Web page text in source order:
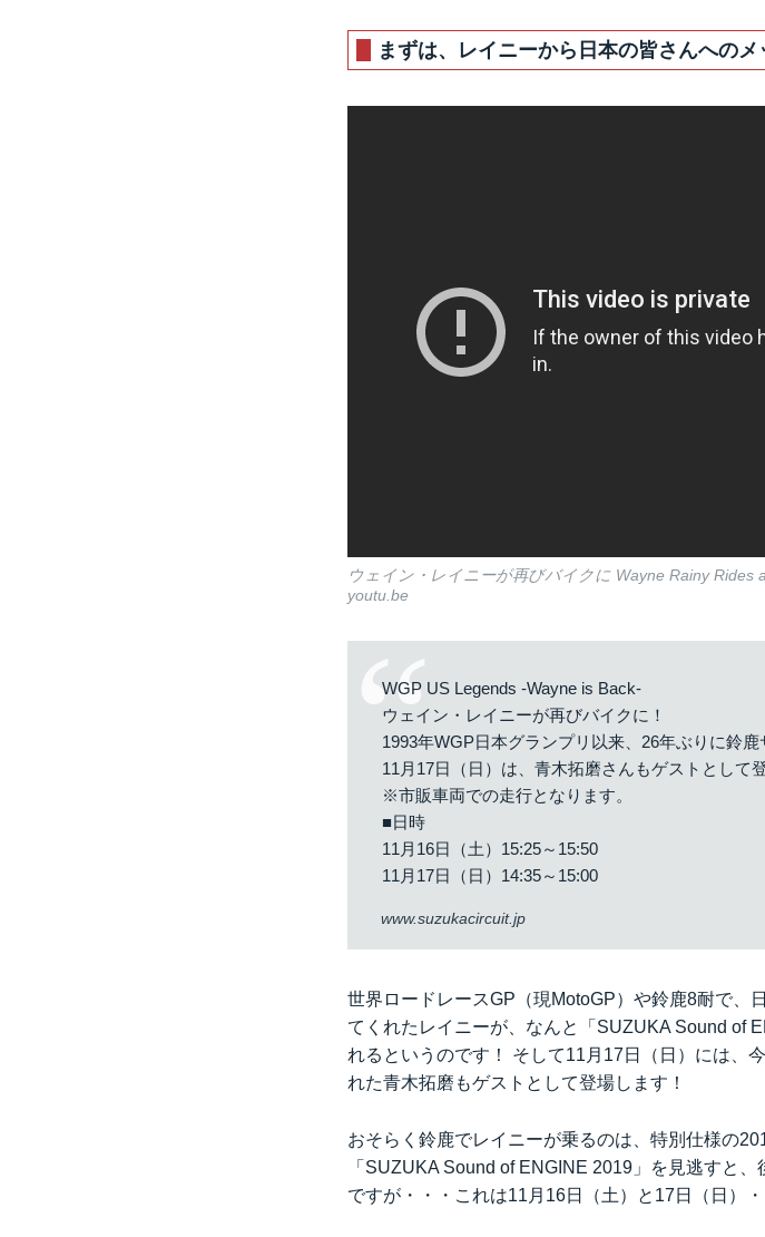
まずは、レイニーから日本の皆さんへの
ウェイン・レイニーが再びバイクに Wayne Rainy Rides
youtu.be
WGP US Legends -Wayne is Back-
ウェイン・レイニーが再びバイクに！
1993年WGP日本グランプリ以来、26年ぶりに鈴鹿
11月17日（日）は、青木拓磨さんもゲストとして
※市販車両での走行となります。
■日時
11月16日（土）15:25～15:50
11月17日（日）14:35～15:00
www.suzukacircuit.jp
世界ロードレースGP（現MotoGP）や鈴鹿8耐で、
てくれたレイニーが、なんと「SUZUKA Sound of
れるというのです！ そして11月17日（日）には、
れた青木拓磨もゲストとして登場します！
おそらく鈴鹿でレイニーが乗るのは、特別仕様の
「SUZUKA Sound of ENGINE 2019」を見逃すと
ですが・・・これは11月16日（土）と17日（日）